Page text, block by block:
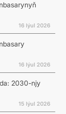
16 Iýul 2026
16 Iýul 2026
2030-njy
15 Iýul 2026